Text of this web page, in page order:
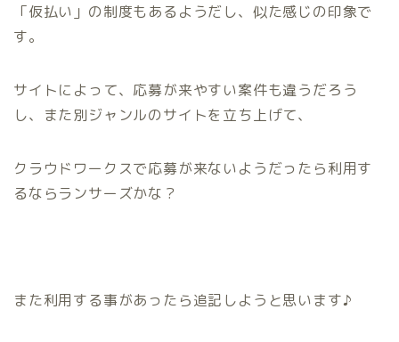
「仮払い」の制度もあるようだし、似た感じの印象で
す。
サイトによって、応募が来やすい案件も違うだろう
し、また別ジャンルのサイトを立ち上げて、
クラウドワークスで応募が来ないようだったら利用す
るならランサーズかな？
また利用する事があったら追記しようと思います♪